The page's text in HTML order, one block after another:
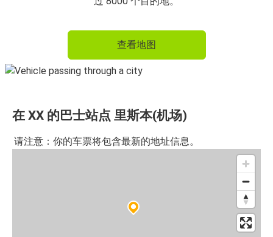
里斯本(机场)
阿尔布费拉
里斯本(机场)
里斯本(机场)
埃武拉
查看地图
在 XX 的巴士站点 里斯本(机场)
请注意：你的车票将包含最新的地址信息。